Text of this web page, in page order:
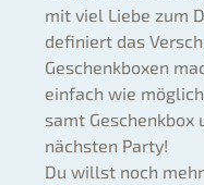
mit viel Liebe zum
definiert das
Geschenkboxen
einfach wie
samt Geschenkbox
nächsten Party!
Du willst noch mehr